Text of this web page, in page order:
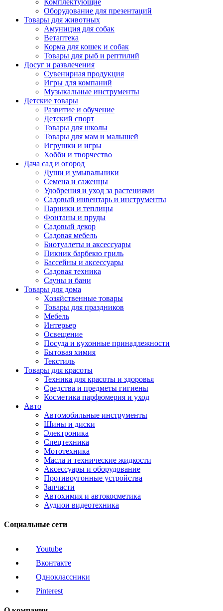
Оборудование для презентаций
Товары для животных
Амуниция для собак
Ветаптека
Корма для кошек и собак
Товары для рыб и рептилий
Досуг и развлечения
Сувенирная продукция
Игры для компаний
Музыкальные инструменты
Детские товары
Развитие и обучение
Детский спорт
Товары для школы
Товары для мам и малышей
Игрушки и игры
Хобби и творчество
Дача сад и огород
Души и умывальники
Семена и саженцы
Удобрения и уход за растениями
Садовый инвентарь и инструменты
Парники и теплицы
Фонтаны и пруды
Садовый декор
Садовая мебель
Биотуалеты и аксессуары
Пикник барбекю гриль
Бассейны и аксессуары
Садовая техника
Сауны и бани
Товары для дома
Хозяйственные товары
Товары для праздников
Мебель
Интерьер
Освещение
Посуда и кухонные принадлежности
Бытовая химия
Текстиль
Товары для красоты
Техника для красоты и здоровья
Средства и предметы гигиены
Косметика парфюмерия и уход
Авто
Автомобильные инструменты
Шины и диски
Электроника
Спецтехника
Мототехника
Масла и технические жидкости
Аксессуары и оборудование
Противоугонные устройства
Запчасти
Автохимия и автокосметика
Аудиои видеотехника
Социальные сети
Youtube
Вконтакте
Одноклассники
Pinterest